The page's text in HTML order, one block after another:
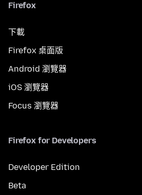
Firefox
下載
Firefox 桌面版
Android 瀏覽器
iOS 瀏覽器
Focus 瀏覽器
Firefox for Developers
Developer Edition
Beta